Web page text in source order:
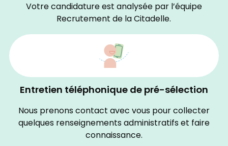
Votre candidature est analysée par l’équipe
Recrutement de la Citadelle.
Entretien téléphonique de pré-sélection
Nous prenons contact avec vous pour collecter
quelques renseignements administratifs et faire
connaissance.